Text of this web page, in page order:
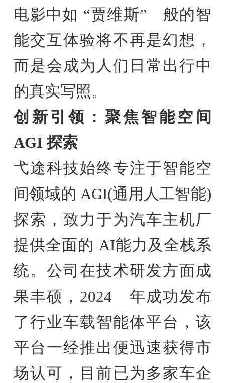
电影中如 “贾维斯” 般的智
能交互体验将不再是幻想，
而是会成为人们日常出行中
的真实写照。
创新引领：聚焦智能空间
AGI 探索
弋途科技始终专注于智能空
间领域的 AGI(通用人工智能)
探索，致力于为汽车主机厂
提供全面的 AI能力及全栈系
统。公司在技术研发方面成
果丰硕，2024 年成功发布
了行业车载智能体平台，该
平台一经推出便迅速获得市
场认可，目前已为多家车企